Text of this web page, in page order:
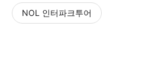
NOL 인터파크투어